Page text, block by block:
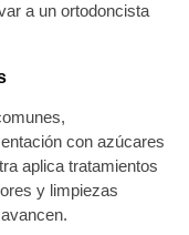
a un ortodoncista
con azúcares
aplica tratamientos
y limpiezas